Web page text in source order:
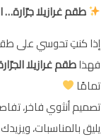
طقم غرازيلا
إذا كنتِ تحوسي على
فهذاطقم غرازيلا
تمامًا
تصميم أنثوي فاخر،
يليق بالمناسبات،